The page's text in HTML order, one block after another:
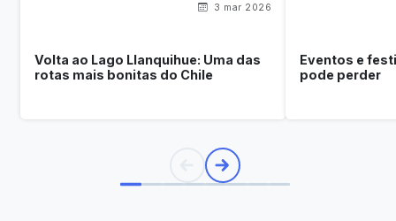
3 mar 2026
Volta ao Lago Llanquihue: Uma das
rotas mais bonitas do Chile
Eventos e
pode perder